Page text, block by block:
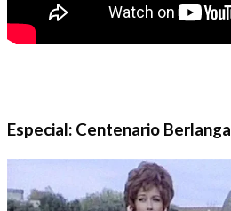
Especial: Centenario Berlanga